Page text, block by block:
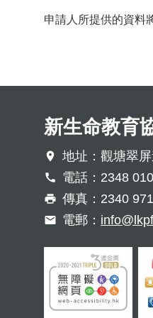
申請人所提供的資料
新生命教育
地址：觀塘翠
電話：2348
傳真：2340
電郵：